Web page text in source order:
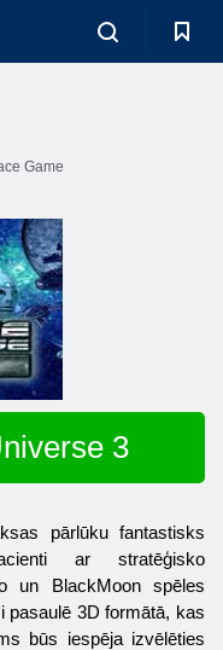
Game
3
pārlūku fantastisks
ar stratēģisko
un BlackMoon spēles
pasaulē 3D formātā, kas
būs iespēja izvēlēties